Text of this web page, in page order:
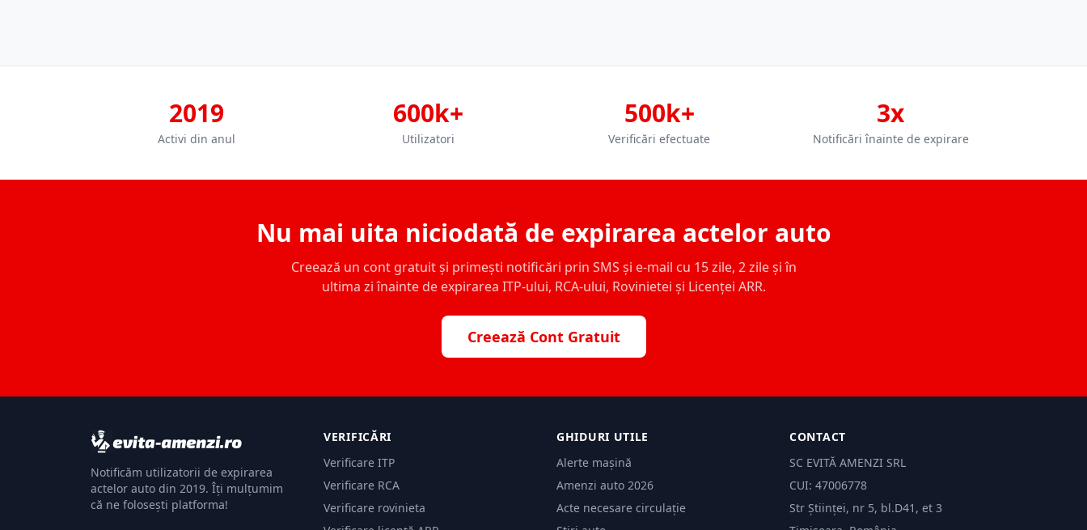
2019
Activi din anul
600k+
Utilizatori
500k+
Verificări efectuate
3x
Notificări înainte de expirare
Nu mai uita niciodată de expirarea actelor auto
Creează un cont gratuit și primești notificări prin SMS și e-mail cu 15 zile, 2 zile și în
ultima zi înainte de expirarea ITP-ului, RCA-ului, Rovinietei și Licenței ARR.
Creează Cont Gratuit
Notificăm utilizatorii de expirarea
actelor auto din 2019. Îți mulțumim
că ne folosești platforma!
VERIFICĂRI
Verificare ITP
Verificare RCA
Verificare rovinieta
GHIDURI UTILE
Alerte mașină
Amenzi auto 2026
Acte necesare circulație
CONTACT
SC EVITĂ AMENZI SRL
CUI: 47006778
Str Științei, nr 5, bl.D41, et 3